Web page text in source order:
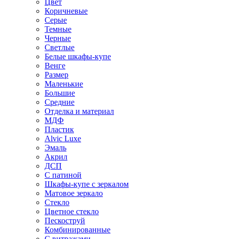
Цвет
Коричневые
Серые
Темные
Черные
Светлые
Белые шкафы-купе
Венге
Размер
Маленькие
Большие
Средние
Отделка и материал
МДФ
Пластик
Alvic Luxe
Эмаль
Акрил
ДСП
С патиной
Шкафы-купе с зеркалом
Матовое зеркало
Стекло
Цветное стекло
Пескоструй
Комбинированные